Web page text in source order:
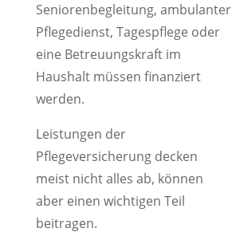
Seniorenbegleitung, ambulanter
Pflegedienst, Tagespflege oder
eine Betreuungskraft im
Haushalt müssen finanziert
werden.
Leistungen der
Pflegeversicherung decken
meist nicht alles ab, können
aber einen wichtigen Teil
beitragen.